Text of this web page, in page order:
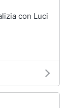
con Luci